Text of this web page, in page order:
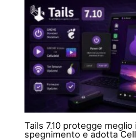
Tails 7.10 protegge meglio
spegnimento e adotta